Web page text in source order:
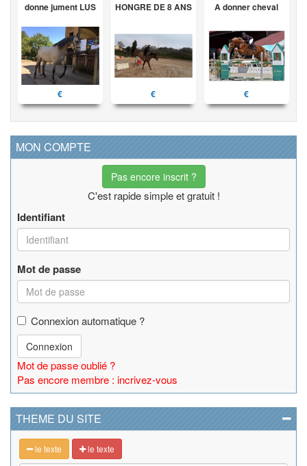
donne jument LUS
€
HONGRE DE 8 ANS
€
A donner cheval
€
MON COMPTE
Pas encore inscrit ?
C'est rapide simple et gratuit !
Identifiant
Mot de passe
Connexion automatique ?
Connexion
Mot de passe oublié ?
Pas encore membre : incrivez-vous
THEME DU SITE
le texte le texte